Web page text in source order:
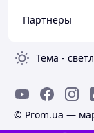
Партнеры
Тема -
© Prom.ua —